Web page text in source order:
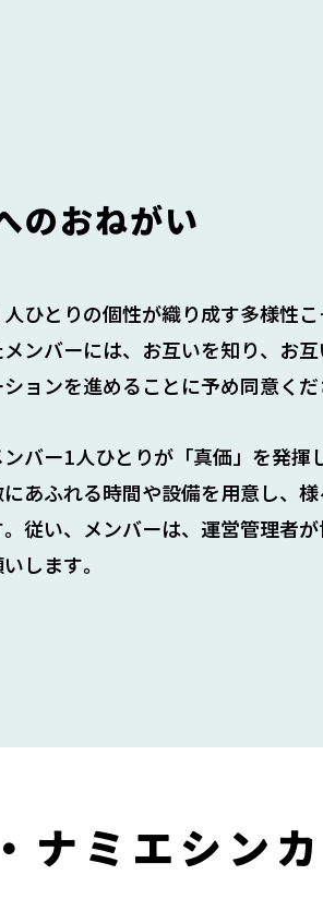
のおねがい
人ひとりの個性が織り成す多様性
ンバーには、お互いを知り、お
ョンを進めることに予め同意くだ
バー1人ひとりが「真価」を発揮
あふれる時間や設備を用意し、
従い、メンバーは、運営管理者
します。
ナミエシン